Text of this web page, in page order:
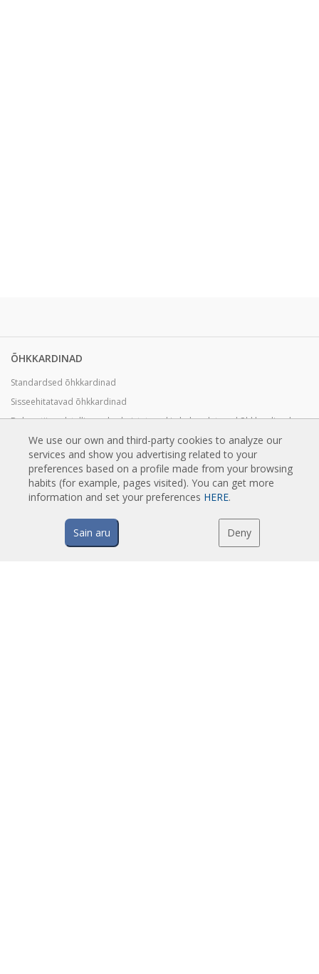
ÕHKKARDINAD
Standardsed õhkkardinad
Sisseehitatavad õhkkardinad
Dekoratiivsed, tellimusel valmistatavad ja kohandatavad õhkkardinad
Tööstuslikud õhkkardinad ja õhkkardinad külmruumides kasutamiseks
Õhkkardinad pöörlevate ustele ja tellimusel valmistatavad õhkkardinad
Putuvastased Õhkkardinad
Soojuspumbaga ja energiasäästvad õhkkardinad
Soodsad Ökonoomsed Õhkkardinad
We use our own and third-party cookies to analyze our
services and show you advertising related to your
preferences based on a profile made from your browsing
habits (for example, pages visited). You can get more
information and set your preferences HERE.
Sain aru Deny